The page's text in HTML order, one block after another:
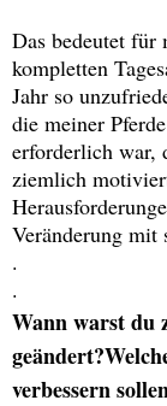
Das bedeutet für
kompletten
Jahr so
die meiner
erforderlich war,
ziemlich
Veränderung
.
.
Wann warst du
geändert?
verbessern